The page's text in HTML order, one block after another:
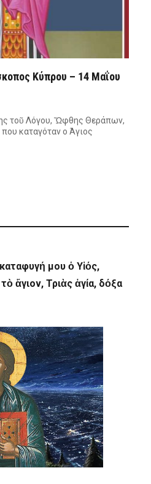
Κύπρου – 14 Μαΐου
τοῦ Λόγου, Ὤφθης Θεράπων,
που καταγόταν ο Άγιος
μου ὁ Υἱός,
ἅγιον, Τριὰς ἁγία, δόξα